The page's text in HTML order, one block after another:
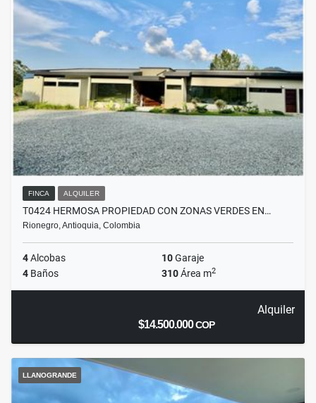
FINCA ALQUILER
T0424 HERMOSA PROPIEDAD CON ZONAS VERDES EN…
Rionegro, Antioquia, Colombia
4Alcobas 10Garaje
4 Baños 310Área m2
Alquiler
$14.500.000COP
LLANOGRANDE